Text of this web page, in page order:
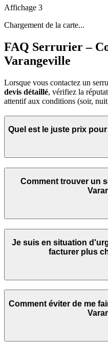
Affichage 3
Chargement de la carte...
FAQ Serrurier –
Varangeville
Lorsque vous contactez un
devis détaillé, vérifiez la
attentif aux conditions (soir,
Quel est le juste prix
Comment trouver un
Je suis en situation
facturer plus
Comment éviter de me